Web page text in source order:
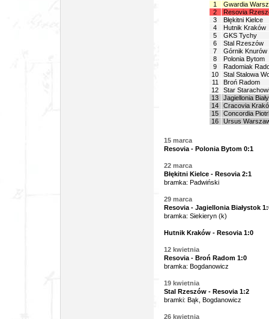
1
Gwardia
2
Resovia
3
Błękitni Kielce
4
Hutnik Kraków
5
GKS Tychy
6
Stal Rzeszów
7
Górnik Knurów
8
Polonia Bytom
9
Radomiak
10
Stal Stalowa
11
Broń Radom
12
Star
13
Jagiellonia
14
Cracovia
15
Concordia
16
Ursus
15 marca
Resovia - Polonia Bytom 0:1
22 marca
Błękitni Kielce - Resovia 2:1
bramka: Padwiński
29 marca
Resovia - Jagiellonia Białystok
bramka: Siekieryn (k)
Hutnik Kraków - Resovia 1:0
12 kwietnia
Resovia - Broń Radom 1:0
bramka: Bogdanowicz
19 kwietnia
Stal Rzeszów - Resovia 1:2
bramki: Bąk, Bogdanowicz
26 kwietnia